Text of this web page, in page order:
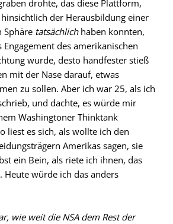
drohte, das diese Plattform,
der Herausbildung einer
Sphäre tatsächlichhaben konnten,
des amerikanischen
wurde, desto handfester stieß
mit der Nase darauf, etwas
zu sollen. Aber ich war 25, als ich
und dachte, es würde mir
Washingtoner Thinktank
liest es sich, als wollte ich den
Amerikas sagen, sie
ein Bein, als riete ich ihnen, das
Heute würde ich das anders
wie weit die NSA dem Rest der